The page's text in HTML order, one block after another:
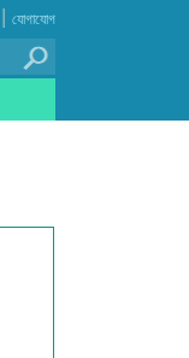
যোগাযোগ
|